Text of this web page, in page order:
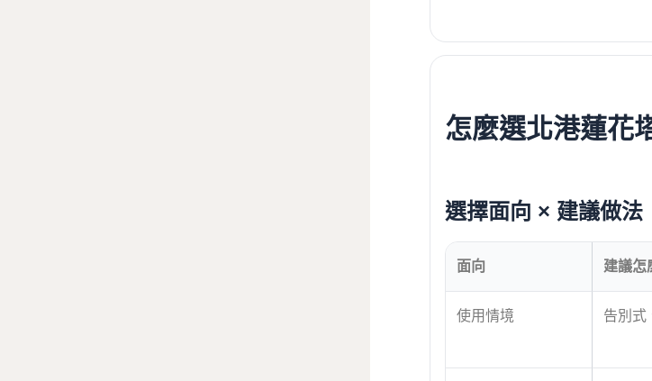
怎麼選北港蓮花
選擇面向 × 建議做法
面向 建議怎
使用情境 告別式